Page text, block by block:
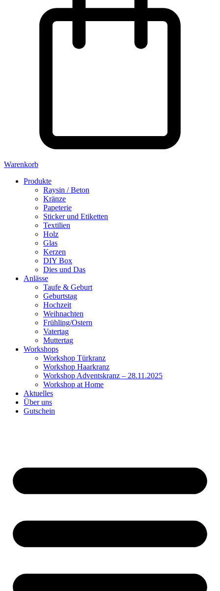
Warenkorb
Produkte
Raysin / Beton
Kränze
Papeterie
Sticker und Etiketten
Textilien
Holz
Glas
Kerzen
DIY Box
Dies und Das
Anlässe
Taufe & Geburt
Geburtstag
Hochzeit
Weihnachten
Frühling/Ostern
Vatertag
Muttertag
Workshops
Workshop Türkranz
Workshop Haarkranz
Workshop Adventskranz – 28.11.2025
Workshop at Home
Aktuelles
Über uns
Gutschein